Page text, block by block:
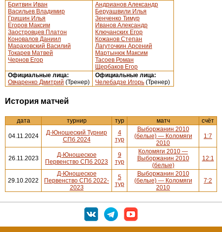
Бритвин Иван
Васильев Владимир
Гришин Илья
Егоров Максим
Заостровцев Платон
Коновалов Даниил
Мараховский Василий
Токарев Матвей
Чернов Егор
Андрианов Александр
Беруашвили Илья
Зенченко Тимур
Иванов Александр
Ключанских Егор
Кожанов Степан
Лагуточкин Арсений
Мартынюк Максим
Тасоев Роман
Щербаков Егор
Официальные лица:
Овчаренко Дмитрий (Тренер)
Официальные лица:
Челебадзе Игорь (Тренер)
История матчей
дата турнир тур матч счёт
04.11.2024
Д-Юношеский Турнир
СПб 2024
4
тур
Выборжанин 2010
(белые) — Коломяги
2010
1:7
26.11.2023
Д-Юношеское
Первенство СПб 2023
9
тур
Коломяги 2010 —
Выборжанин 2010
(белые)
12:1
29.10.2022
Д-Юношеское
Первенство СПб 2022-
2023
5
тур
Выборжанин 2010
(белые) — Коломяги
2010
7:2